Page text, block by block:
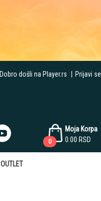
Dobro došli na Player.rs Prijavi se
Moja Korpa
0.00 RSD
0
OUTLET